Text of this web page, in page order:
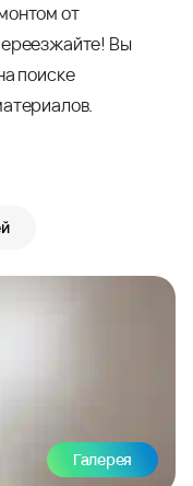
от
Вы
поиске
Галерея